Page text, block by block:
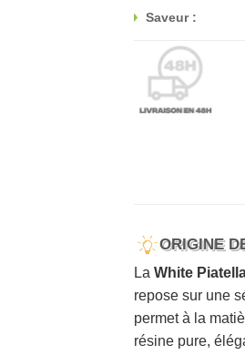
Saveur :
ORIGINE
La White
repose sur une
permet à la
résine pure,